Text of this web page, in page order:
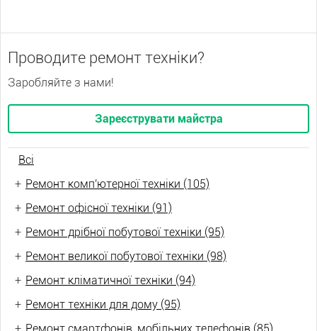
Проводите ремонт техніки?
Заробляйте з нами!
Зареєструвати майстра
Всі
+ Ремонт комп'ютерної техніки (105)
+ Ремонт офісної техніки (91)
+ Ремонт дрібної побутової техніки (95)
+ Ремонт великої побутової техніки (98)
+ Ремонт кліматичної техніки (94)
+ Ремонт техніки для дому (95)